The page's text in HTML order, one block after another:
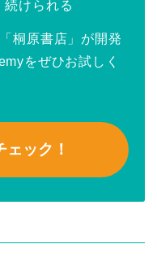
けられる
桐原書店」が開発
をぜひお試しく
ック！